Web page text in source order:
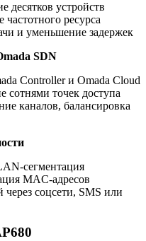
десятков устройств
ресурса
и уменьшение задержек
SDN
Controller и Omada Cloud
сотнями точек доступа
каналов, балансировка
сегментация
MAC-адресов
через соцсети, SMS или